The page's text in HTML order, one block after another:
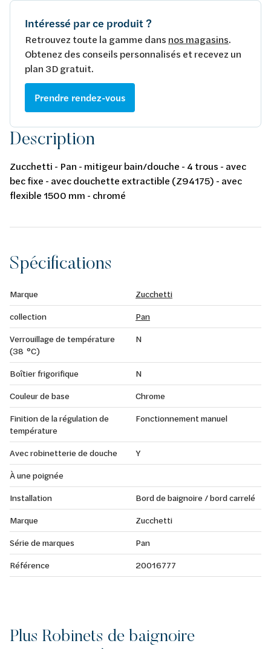
Intéressé par ce produit ?
Retrouvez toute la gamme dans nos magasins.
Obtenez des conseils personnalisés et recevez un
plan 3D gratuit.
Prendre rendez-vous
Description
Zucchetti - Pan - mitigeur bain/douche - 4 trous - avec
bec fixe - avec douchette extractible (Z94175) - avec
flexible 1500 mm - chromé
Spécifications
Marque
Zucchetti
collection
Pan
Verrouillage de température
(38 °C)
N
Boîtier frigorifique
N
Couleur de base
Chrome
Finition de la régulation de
température
Fonctionnement manuel
Avec robinetterie de douche
Y
À une poignée
Installation
Bord de baignoire / bord carrelé
Marque
Zucchetti
Série de marques
Pan
Référence
20016777
Plus Robinets de baignoire